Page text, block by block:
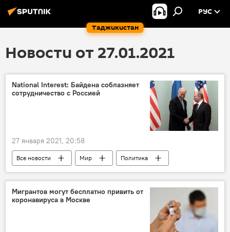
Таджикистан
РУС
Новости от 27.01.2021
National Interest: Байдена соблазняет
сотрудничество с Россией
27 января 2021, 20:58
Все новости Мир
Политика
США
Владимир Путин
Джо Байден
Россия
Мигрантов могут бесплатно привить от
коронавируса в Москве